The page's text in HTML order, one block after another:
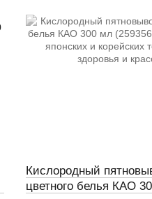
Кислородный
цветного белья КAO